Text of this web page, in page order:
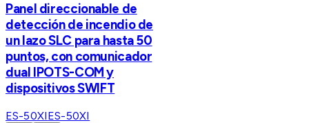
Panel direccionable de
detección de incendio de
un lazo SLC para hasta 50
puntos, con comunicador
dual IPOTS-COM y
dispositivos SWIFT
ES-50XIES-50XI